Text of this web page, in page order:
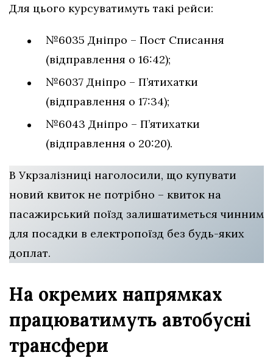
Для цього курсуватимуть такі рейси:
№6035 Дніпро – Пост Списання
(відправлення о 16:42);
№6037 Дніпро – П’ятихатки
(відправлення о 17:34);
№6043 Дніпро – П’ятихатки
(відправлення о 20:20).
В Укрзалізниці наголосили, що купувати
новий квиток не потрібно – квиток на
пасажирський поїзд залишатиметься чинним
для посадки в електропоїзд без будь-яких
доплат.
На окремих напрямках
працюватимуть автобусні
трансфери